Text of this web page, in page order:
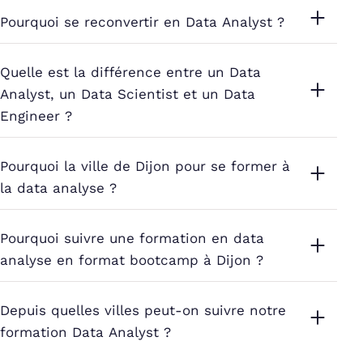
Pourquoi se reconvertir en Data Analyst ?
Quelle est la différence entre un Data
Analyst, un Data Scientist et un Data
Engineer ?
Pourquoi la ville de Dijon pour se former à
la data analyse ?
Pourquoi suivre une formation en data
analyse en format bootcamp à Dijon ?
Depuis quelles villes peut-on suivre notre
formation Data Analyst ?